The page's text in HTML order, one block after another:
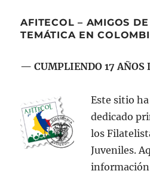
100
años”
AFITECOL – AMIGOS
TEMÁTICA EN
— CUMPLIENDO 17 AÑOS
Este sitio
dedicado
los
Juveniles.
información